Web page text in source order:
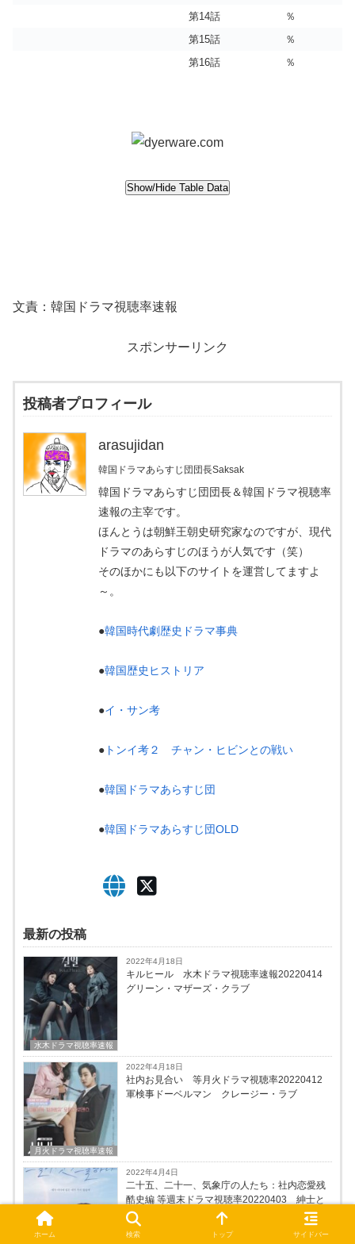
第14話
％
第15話
％
第16話
％
文責：韓国ドラマ視聴率速報
スポンサーリンク
投稿者プロフィール
arasujidan
韓国ドラマあらすじ団団長Saksak
韓国ドラマあらすじ団団長＆韓国ドラマ視聴率
速報の主宰です。
ほんとうは朝鮮王朝史研究家なのですが、現代
ドラマのあらすじのほうが人気です（笑）
そのほかにも以下のサイトを運営してますよ
～。
●韓国時代劇歴史ドラマ事典
●韓国歴史ヒストリア
●イ・サン考
● トンイ考２ チャン・ヒビンとの戦い
●韓国ドラマあらすじ団
●韓国ドラマあらすじ団OLD
最新の投稿
水木ドラマ視聴率速報
2022年4月18日
キルヒール 水木ドラマ視聴率速報20220414
グリーン・マザーズ・クラブ
月火ドラマ視聴率速報
2022年4月18日
社内お見合い 等月火ドラマ視聴率20220412
軍検事ドーベルマン クレージー・ラブ
2022年4月4日
二十五、二十一、気象庁の人たち：社内恋愛残
酷史編 等週末ドラマ視聴率20220403 紳士と
お嬢さん 太宗 李芳遠 結婚作詞、離婚作曲３
ホーム 検索 トップ サイドバー